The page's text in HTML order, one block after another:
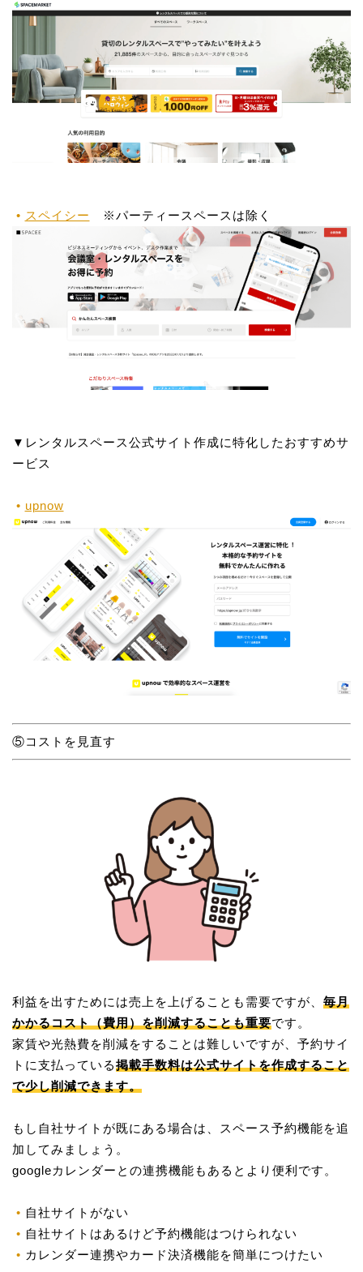
スペイシー ※パーティースペースは除く
▼レンタルスペース公式サイト作成に特化したおすすめサ
ービス
upnow
⑤コストを見直す
利益を出すためには売上を上げることも需要ですが、 毎月
かかるコスト（費用）を削減することも重要です。
家賃や光熱費を削減をすることは難しいですが、予約サイ
トに支払っている掲載手数料は公式サイトを作成すること
で少し削減できます。
もし自社サイトが既にある場合は、スペース予約機能を追
加してみましょう。
googleカレンダーとの連携機能もあるとより便利です。
自社サイトがない
自社サイトはあるけど予約機能はつけられない
カレンダー連携やカード決済機能を簡単につけたい